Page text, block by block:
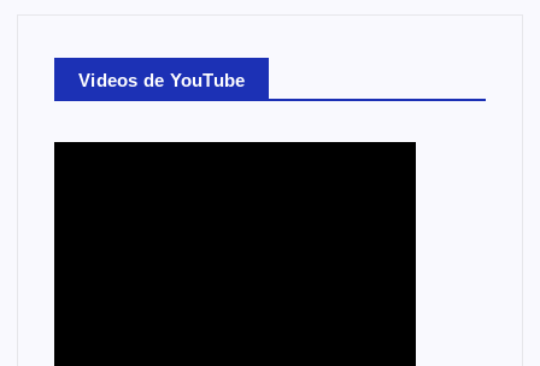
Videos de YouTube